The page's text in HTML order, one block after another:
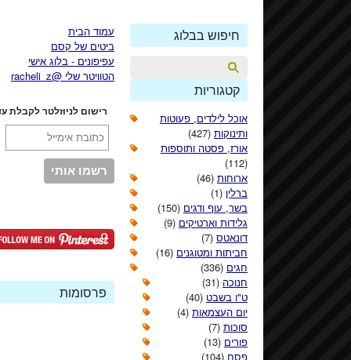
עמוד הבית
ביטים של קסם
עפיפונים - בלוג אישי
הטוויטר שלי @racheli_z
רישום לניוזלטר לקבלת
פרסומות
חיפוש בבלוג
קטגוריות
אוכל לילדים, פעוטות
ותינוקות (427)
אורז, פסטה ותוספות
(112)
ארוחות (46)
ברלין (1)
בשר, עוף ודגים (150)
גלידות וארטיקים (9)
דונאטס (7)
חביתות ומטוגנים (16)
חגים (336)
חנוכה (31)
ט"ו בשבט (40)
יום העצמאות (4)
סוכות (7)
פורים (13)
פסח (104)